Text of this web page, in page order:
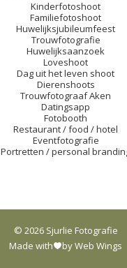
Kinderfotoshoot
Familiefotoshoot
Huwelijksjubileumfeest
Trouwfotografie
Huwelijksaanzoek
Loveshoot
Dag uit het leven shoot
Dierenshoots
Trouwfotograaf Aken
Datingsapp
Fotobooth
Restaurant / food / hotel
Eventfotografie
Portretten / personal
© 2026 Sjurlie Fotografie
Made with
by Web Wings